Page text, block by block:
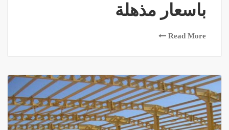
باسعار مذهلة
Read More